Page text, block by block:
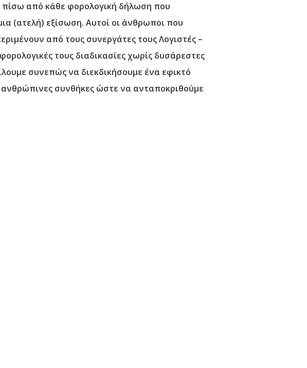
πίσω από κάθε φορολογική δήλωση που
(ατελή) εξίσωση. Αυτοί οι άνθρωποι που
από τους συνεργάτες τους Λογιστές –
τους διαδικασίες χωρίς δυσάρεστες
συνεπώς να διεκδικήσουμε ένα εφικτό
συνθήκες ώστε να ανταποκριθούμε